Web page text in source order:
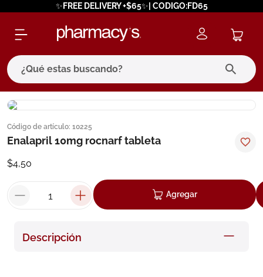
✨FREE DELIVERY +$65✨| CODIGO:FD65
¿Qué estas buscando?
Código de artículo: 10225
Enalapril 10mg rocnarf tableta
$4,50
Agregar
Descripción
términos más buscados
1. eucerin
pilexil
5. cerave
6 degraler